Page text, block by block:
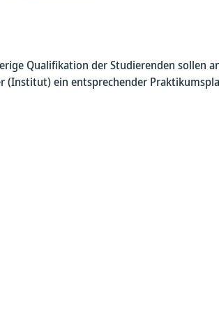
Qualifikation der Studierenden sollen
(Institut) ein entsprechender